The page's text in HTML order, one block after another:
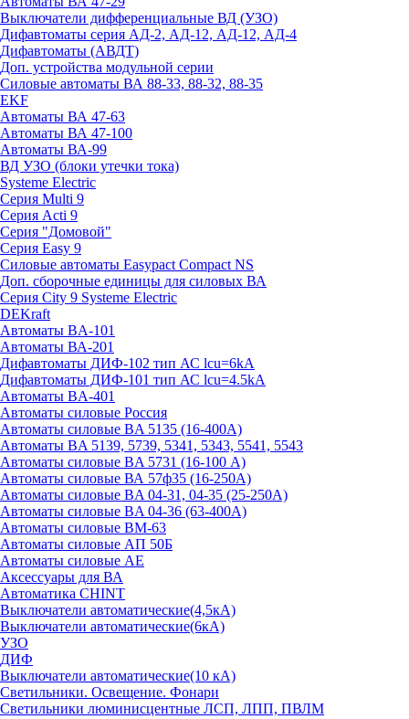
Выключатели дифференциальные ВД (УЗО)
Дифавтоматы серия АД-2, АД-12, АД-12, АД-4
Дифавтоматы (АВДТ)
Доп. устройства модульной серии
Силовые автоматы ВА 88-33, 88-32, 88-35
EKF
Автоматы ВА 47-63
Автоматы ВА 47-100
Автоматы ВА-99
ВД УЗО (блоки утечки тока)
Systeme Electric
Серия Multi 9
Серия Acti 9
Серия "Домовой"
Серия Easy 9
Силовые автоматы Easypact Compact NS
Доп. сборочные единицы для силовых ВА
Серия City 9 Systeme Electric
DEKraft
Автоматы BA-101
Автоматы ВА-201
Дифавтоматы ДИФ-102 тип АС lcu=6kA
Дифавтоматы ДИФ-101 тип АС lcu=4.5kA
Автоматы BA-401
Автоматы силовые Россия
Автоматы силовые BA 5135 (16-400А)
Автоматы BA 5139, 5739, 5341, 5343, 5541, 5543
Автоматы силовые BA 5731 (16-100 А)
Автоматы силовые ВА 57ф35 (16-250А)
Автоматы силовые BA 04-31, 04-35 (25-250А)
Автоматы силовые BA 04-36 (63-400А)
Автоматы силовые ВМ-63
Автоматы силовые АП 50Б
Автоматы силовые АЕ
Аксессуары для ВА
Автоматика CHINT
Выключатели автоматические(4,5кА)
Выключатели автоматические(6кА)
УЗО
ДИФ
Выключатели автоматические(10 кА)
Светильники. Освещение. Фонари
Светильники люминисцентные ЛСП, ЛПП, ПВЛМ